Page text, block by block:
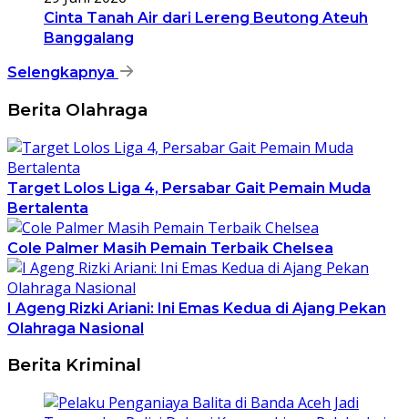
Cinta Tanah Air dari Lereng Beutong Ateuh
Banggalang
Selengkapnya
Berita Olahraga
Target Lolos Liga 4, Persabar Gait Pemain Muda
Bertalenta
Cole Palmer Masih Pemain Terbaik Chelsea
I Ageng Rizki Ariani: Ini Emas Kedua di Ajang Pekan
Olahraga Nasional
Berita Kriminal